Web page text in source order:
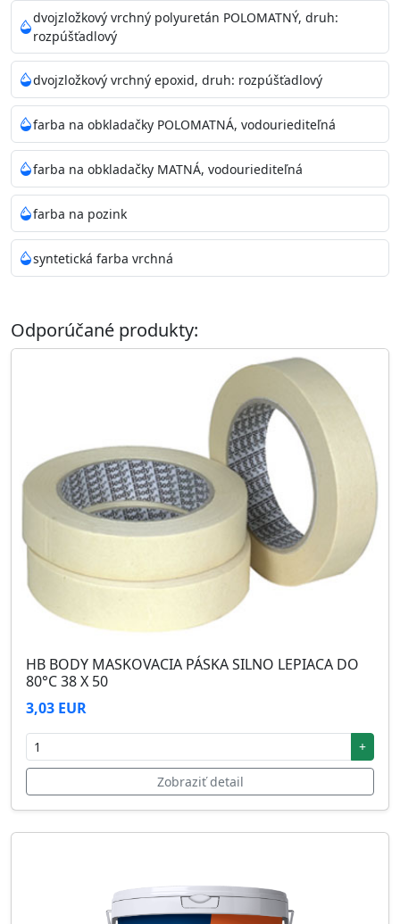
dvojzložkový vrchný polyuretán POLOMATNÝ, druh:
rozpúšťadlový
dvojzložkový vrchný epoxid, druh: rozpúšťadlový
farba na obkladačky POLOMATNÁ, vodouriediteľná
farba na obkladačky MATNÁ, vodouriediteľná
farba na pozink
syntetická farba vrchná
Odporúčané produkty:
HB BODY MASKOVACIA PÁSKA SILNO LEPIACA DO
80°C 38 X 50
3,03 EUR
+
Zobraziť detail